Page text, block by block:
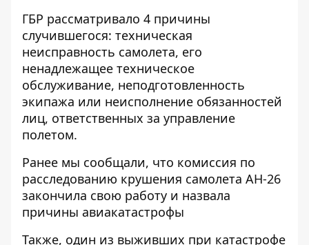
ГБР рассматривало 4 причины
случившегося: техническая
неисправность самолета, его
ненадлежащее техническое
обслуживание, неподготовленность
экипажа или неисполнение обязанностей
лиц, ответственных за управление
полетом.
Ранее мы сообщали, что комиссия по
расследованию крушения самолета АН-26
закончила свою работу и назвала
причины авиакатастрофы
Также, один из выживших при катастрофе